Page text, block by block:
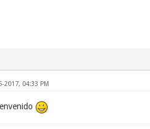
2017, 04:33 PM